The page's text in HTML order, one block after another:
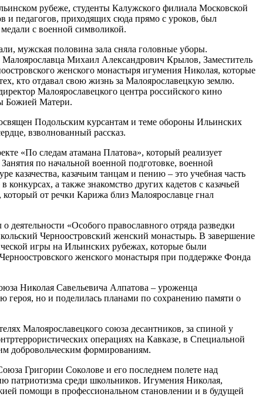
рубеже, студенты Калужского филиала Московской
и педагогов, приходящих сюда прямо с уроков, был
с военной символикой.
мужская половина зала сняла головные уборы.
Михаил Александрович Крылов, Заместитель
женского монастыря игумения Николая, которые
кто отдавал свою жизнь за Малоярославецкую землю.
Малоярославецкого центра российского кино
Божией Матери.
Подольским курсантам и теме обороны Ильинских
взволнованный рассказ.
«По следам атамана Платова», который реализует
по начальной военной подготовке, военной
казачества, казачьим танцам и пению – это учебная часть
а также знакомство других кадетов с казачьей
от речки Карижа близ Малоярославце гнал
«Особого православного отряда разведки
Черноостровский женский монастырь. В завершение
игры на Ильинских рубежах, которые были
женского монастыря при поддержке Фонда
Николая Савельевича Алпатова – уроженца
героя, но и поделилась планами по сохранению памяти о
Малоярославецкого союза десантников, за спиной у
операциях на Кавказе, в Специальной
добровольческим формированиям.
Григории Соколове и его последнем полете над
патриотизма среди школьников. Игумения Николая,
помощи в профессиональном становлении и в будущей